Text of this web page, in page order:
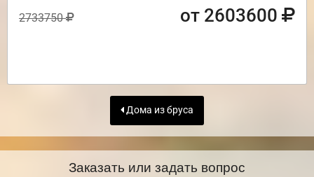
2733750 от 2603600
Дома из бруса
Заказать или задать вопрос